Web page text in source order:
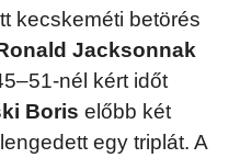
kecskeméti betörés
Jacksonnak
nél kért időt
Boris előbb két
egy triplát. A